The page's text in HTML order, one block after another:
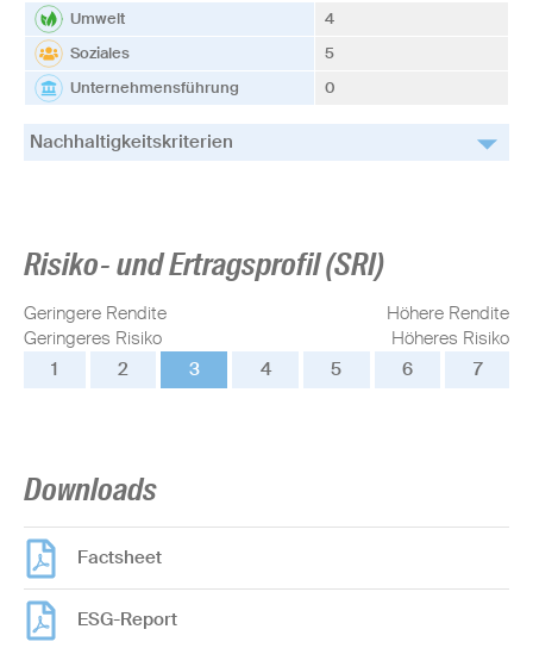
Umwelt
4
Soziales
5
Unternehmensführung
0
Nachhaltigkeitskriterien
Risiko- und Ertragsprofil (SRI)
Geringere Rendite
Geringeres Risiko
Höhere Rendite
Höheres Risiko
1
2 3 4 5 6 7
Downloads
Factsheet
ESG-Report